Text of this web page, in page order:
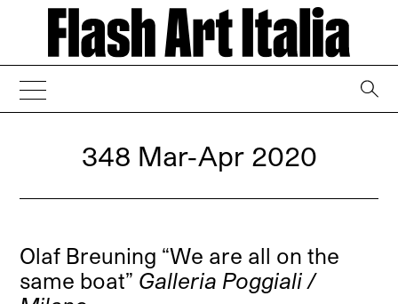
348 Mar-Apr 2020
Olaf Breuning “We are all on the
same boat” Galleria Poggiali /